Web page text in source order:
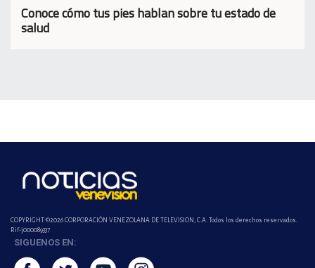
Conoce cómo tus pies hablan sobre tu estado de
salud
COPYRIGHT ©2026 CORPORACIÓN VENEZOLANA DE TELEVISION, C.A. Todos los derechos reservados.
Rif-j000089337
SIGUENOS EN: